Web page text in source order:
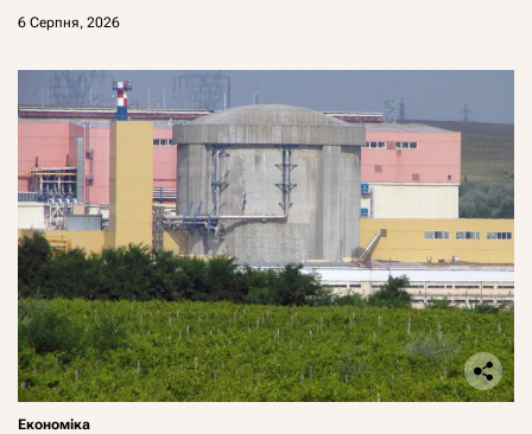
6 Серпня, 2026
Економіка